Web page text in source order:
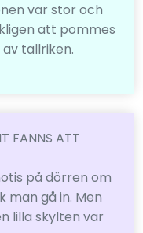
var stor och
att pommes
tallriken.
FANNS ATT
på dörren om
man gå in. Men
lilla skylten var